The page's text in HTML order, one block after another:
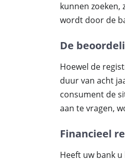
kunnen zoeken,
wordt door de
De
Hoewel de
duur van acht
consument de
aan te vragen,
Financieel
Heeft uw bank